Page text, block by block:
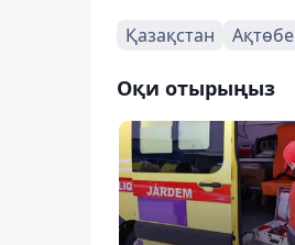
Қазақстан Ақтөбе
Оқи отырыңыз